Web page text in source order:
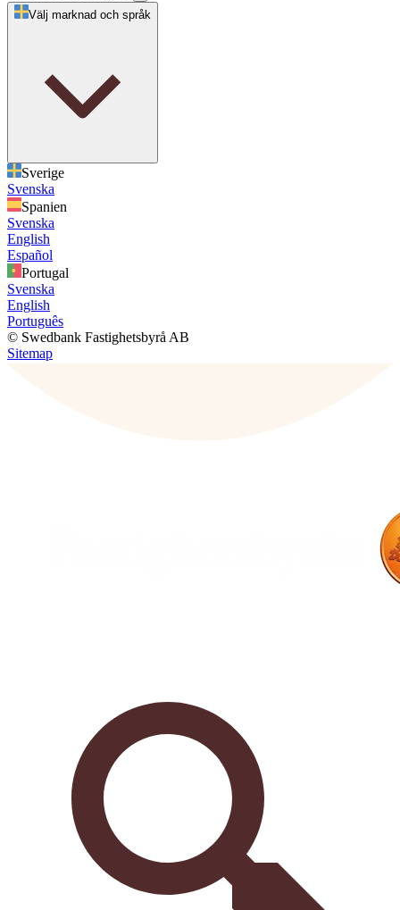
Välj marknad och språk
Sverige
Svenska
Spanien
Svenska
English
Español
Portugal
Svenska
English
Português
© Swedbank Fastighetsbyrå AB
Sitemap